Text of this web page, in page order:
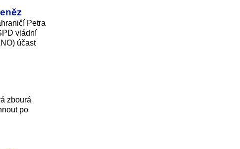
Petra
vládní
účast
zbourá
po